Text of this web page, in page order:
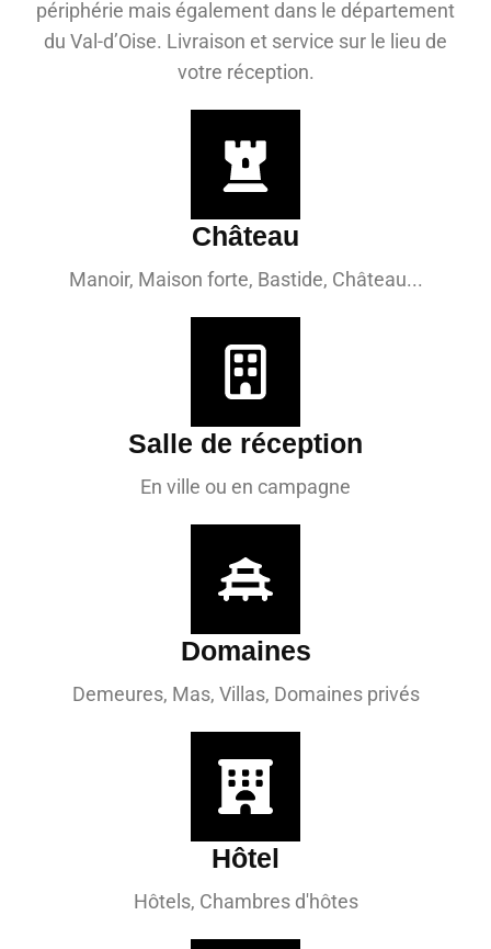
périphérie mais également dans le département
du Val-d’Oise. Livraison et service sur le lieu de
votre réception.
Château
Manoir, Maison forte, Bastide, Château...
Salle de réception
En ville ou en campagne
Domaines
Demeures, Mas, Villas, Domaines privés
Hôtel
Hôtels, Chambres d'hôtes